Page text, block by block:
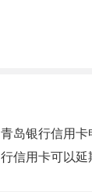
青岛银行信用卡
行信用卡可以延